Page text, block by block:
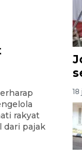
rakyat
dari pajak